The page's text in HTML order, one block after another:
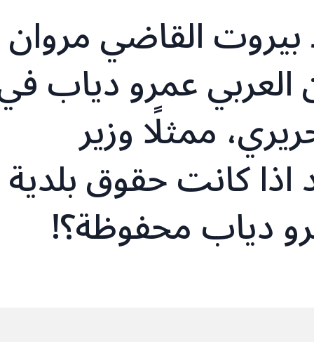
القاضي مروان
العربي عمرو دياب
ممثلًا وزير
اذا كانت حقوق بلدية
دياب محفوظة؟!